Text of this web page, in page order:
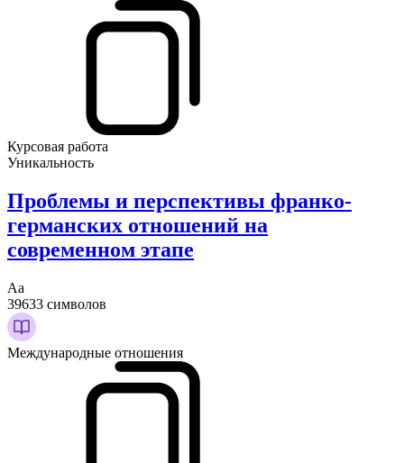
Курсовая работа
Уникальность
Проблемы и перспективы франко-
германских отношений на
современном этапе
Аа
39633 символов
Международные отношения